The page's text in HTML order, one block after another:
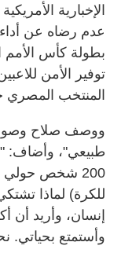
الإخبارية
عدم رضاه عن أداء
بطولة كأس
توفير الأمن
المنتخب المصري
ووصف صلاح وصول
طبيعي"، وأضاف:
200 شخص حولي
للكرة) لماذا
إنسان، وأريد أن
وأستمتع بحياتي.